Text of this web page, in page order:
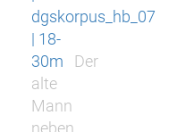
dgskorpus_hb_07
| 18-
30m
Der
alte
Mann
neben